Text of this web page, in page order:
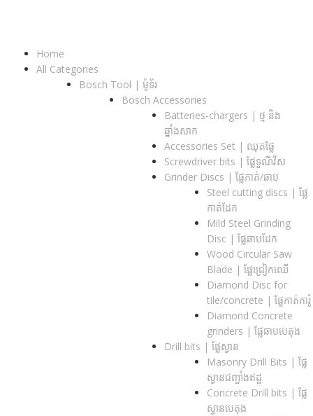
Home
All Categories
Bosch Tool | ម៉ូទ័រ
Bosch Accessories
Batteries-chargers | ថ្ម និង
ឆ្នាំងសាក
Accessories Set | ឈុតផ្លែ
Screwdriver bits | ផ្លែទួណឺវីស
Grinder Discs |​ ផ្លែកាត់/ឆាប
Steel cutting discs |​ ផ្លែ
កាត់ដែក
Mild Steel Grinding
Disc | ផ្លែឆាបដែក
Wood Circular Saw
Blade | ផ្លែជ្រៀកឈើ
Diamond Disc for
tile/concrete​ | ផ្លែកាត់ការ៉ូ
Diamond Concrete
grinders | ផ្លែឆាបបេតុង
Drill bits |​ ផ្លែស្វាន
Masonry Drill Bits |​ ផ្លែ
ស្វានជញ្ជាំងឥដ្ឋ
Concrete Drill bits |​ ផ្លែ
ស្វានបេតុង